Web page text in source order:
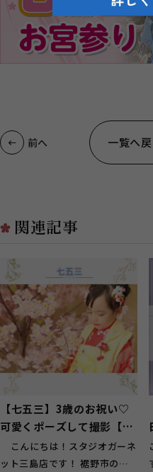
前へ 一覧へ
関連記事
【七五三】3歳のお祝い♡
可愛くポーズして撮影【裾
野市】
ット三島店です！ 裾野市のお